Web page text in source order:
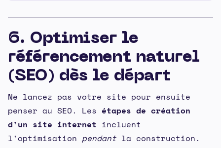
6. Optimiser le
référencement naturel
(SEO) dès le départ
Ne lancez pas votre site pour ensuite
penser au SEO. Les étapes de création
d'un site internet incluent
l'optimisation pendant la construction.